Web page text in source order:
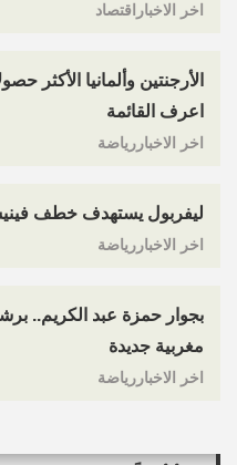
اخر الاخباراقتصاد
الأرجنتين وألمانيا الأكثر
اعرف القائمة
اخر الاخباررياضة
ليفربول يستهدف خطف
اخر الاخباررياضة
بجوار حمزة عبد الكريم..
مغربية جديدة
اخر الاخباررياضة